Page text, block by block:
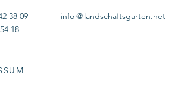
38 09
18
info@landschaftsgarten.net